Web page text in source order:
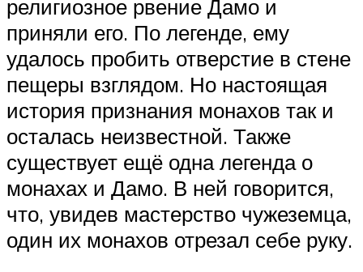
религиозное рвение Дамо и
приняли его. По легенде, ему
удалось пробить отверстие в стене
пещеры взглядом. Но настоящая
история признания монахов так и
осталась неизвестной. Также
существует ещё одна легенда о
монахах и Дамо. В ней говорится,
что, увидев мастерство чужеземца,
один их монахов отрезал себе руку.